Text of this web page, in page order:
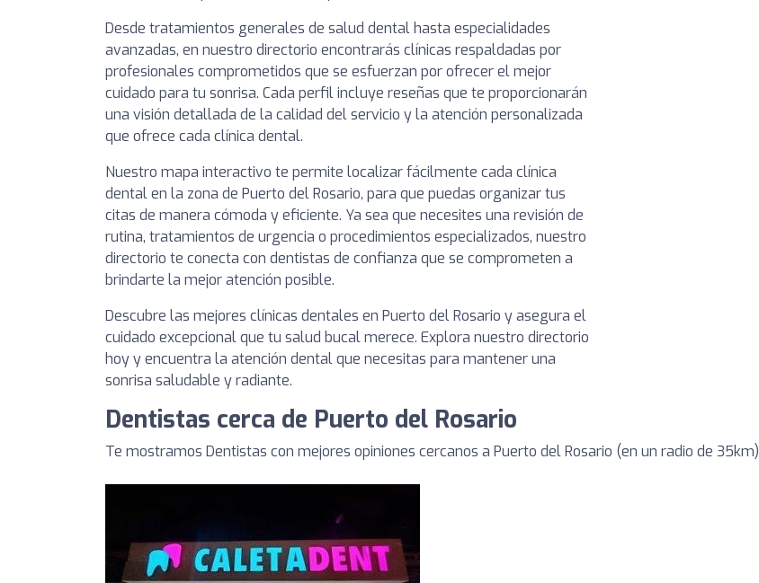
Desde tratamientos generales de salud dental hasta especialidades
avanzadas, en nuestro directorio encontrarás clínicas respaldadas por
profesionales comprometidos que se esfuerzan por ofrecer el mejor
cuidado para tu sonrisa. Cada perfil incluye reseñas que te proporcionarán
una visión detallada de la calidad del servicio y la atención personalizada
que ofrece cada clínica dental.
Nuestro mapa interactivo te permite localizar fácilmente cada clínica
dental en la zona de Puerto del Rosario, para que puedas organizar tus
citas de manera cómoda y eficiente. Ya sea que necesites una revisión de
rutina, tratamientos de urgencia o procedimientos especializados, nuestro
directorio te conecta con dentistas de confianza que se comprometen a
brindarte la mejor atención posible.
Descubre las mejores clínicas dentales en Puerto del Rosario y asegura el
cuidado excepcional que tu salud bucal merece. Explora nuestro directorio
hoy y encuentra la atención dental que necesitas para mantener una
sonrisa saludable y radiante.
Dentistas cerca de Puerto del Rosario
Te mostramos Dentistas con mejores opiniones cercanos a Puerto del Rosario (en un radio de 35km)